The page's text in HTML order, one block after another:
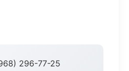
296-77-25